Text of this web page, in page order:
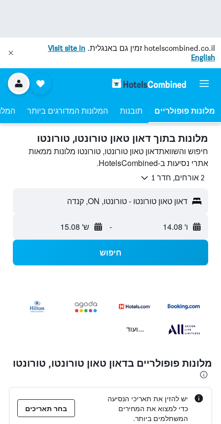
hotelscombined.co.il זמין גם באנגלית. Visit site in
English
מלונות פופולריים תובנות המלונות המדורגים ביותר
מלונות בתוך דאון טאון טורונטו, טורונטו
חיפוש והשוואתדאון טאון טורונטו, טורונטו מלונות ממאות
אתרי נסיעות ב-HotelsCombined.
2 אורחים, חדר 1
דאון טאון טורונטו - טורונטו, ON, קנדה
ו' 14.08 - ש' 15.08
חיפוש
...ועוד
מלונות פופולריים בדאון טאון טורונטו, טורונטו
יש להזין את תאריכי הנסיעה
כדי למצוא את המחירים
המשתלמים ביותר.
בחר תאריכים